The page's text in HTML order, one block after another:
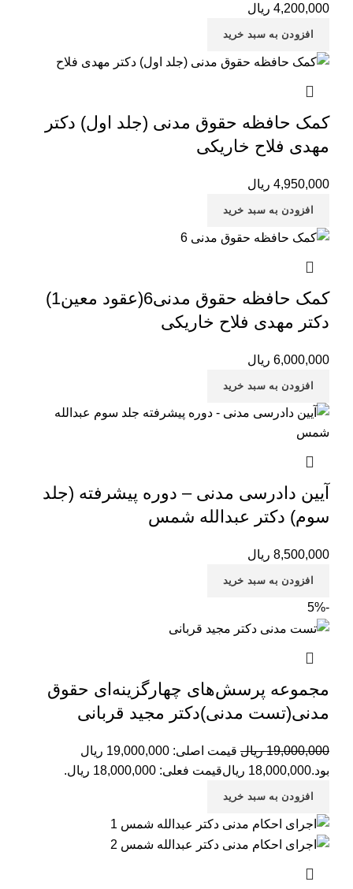
4,200,000 ریال
افزودن به سبد خرید
کمک حافظه حقوق مدنی (جلد اول) دکتر
مهدی فلاح خاریکی
4,950,000 ریال
افزودن به سبد خرید
کمک حافظه حقوق مدنی6(عقود معین1)
دکتر مهدی فلاح‌ خاریکی
6,000,000 ریال
افزودن به سبد خرید
آیین دادرسی مدنی – دوره پیشرفته (جلد
سوم) دکتر عبدالله شمس
8,500,000 ریال
افزودن به سبد خرید
-5%
مجموعه پرسش‌های چهارگزینه‌ای حقوق
مدنی(تست مدنی)دکتر مجید قربانی
19,000,000 ریال
قیمت اصلی: 19,000,000 ریال
بود.18,000,000 ریالقیمت فعلی: 18,000,000 ریال.
افزودن به سبد خرید